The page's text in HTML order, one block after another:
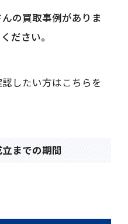
の買取事例がありま
ださい。
したい方はこちらを
までの期間